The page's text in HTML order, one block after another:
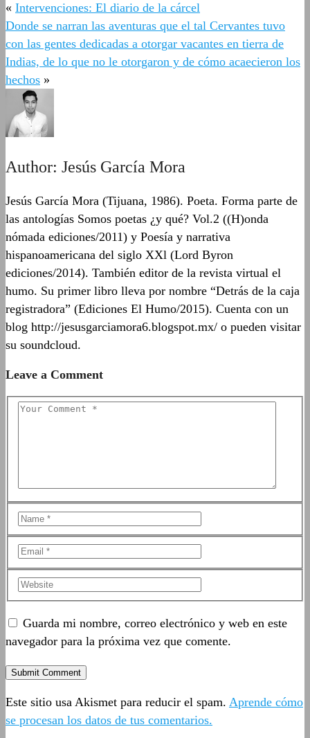
« Intervenciones: El diario de la cárcel
Donde se narran las aventuras que el tal Cervantes tuvo
con las gentes dedicadas a otorgar vacantes en tierra de
Indias, de lo que no le otorgaron y de cómo acaecieron los
hechos »
Author: Jesús García Mora
Jesús García Mora (Tijuana, 1986). Poeta. Forma parte de
las antologías Somos poetas ¿y qué? Vol.2 ((H)onda
nómada ediciones/2011) y Poesía y narrativa
hispanoamericana del siglo XXl (Lord Byron
ediciones/2014). También editor de la revista virtual el
humo. Su primer libro lleva por nombre “Detrás de la caja
registradora” (Ediciones El Humo/2015). Cuenta con un
blog http://jesusgarciamora6.blogspot.mx/ o pueden visitar
su soundcloud.
Leave a Comment
Guarda mi nombre, correo electrónico y web en este
navegador para la próxima vez que comente.
Este sitio usa Akismet para reducir el spam. Aprende cómo
se procesan los datos de tus comentarios.